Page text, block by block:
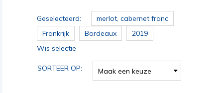
Geselecteerd:
merlot, cabernet franc
Frankrijk
Bordeaux
2019
Wis selectie
SORTEER OP: Maak een keuze